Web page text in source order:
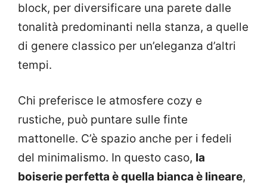
block, per diversificare una parete dalle
tonalità predominanti nella stanza, a quelle
di genere classico per un’eleganza d’altri
tempi.
Chi preferisce le atmosfere cozy e
rustiche, può puntare sulle finte
mattonelle. C’è spazio anche per i fedeli
del minimalismo. In questo caso, la
boiserie perfetta è quella bianca è lineare,